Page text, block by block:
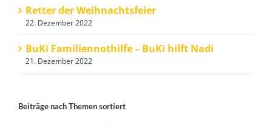
Retter der Weihnachtsfeier
22. Dezember 2022
BuKi Familiennothilfe – BuKi hilft Nadi
21. Dezember 2022
Beiträge nach Themen sortiert